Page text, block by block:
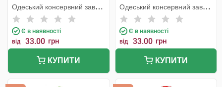
Одеський консервний завод
дитячого харчування
Є в наявності
від 33.00 грн
КУПИТИ
г 1 пауч
Одеський консервний завод
дитячого харчування
Є в наявності
від 33.00 грн
КУПИТИ